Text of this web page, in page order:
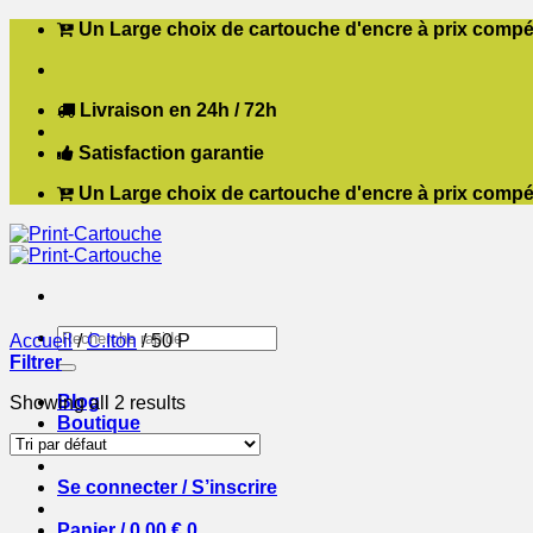
Passer
contenu
Un Large choix de cartouche d'encre à prix
Livraison en 24h / 72h
Satisfaction garantie
Un Large choix de cartouche d'encre à prix
Recherche
pour :
Blog
Boutique
Contact
Se connecter / S’inscrire
Accueil / C.Itoh /50 P
Filtrer
Showing all 2 results